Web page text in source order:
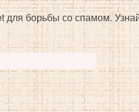
для борьбы со спамом.